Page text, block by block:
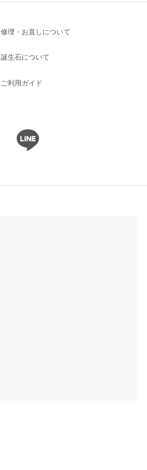
修理・お直しについて
誕生石について
ご利用ガイド